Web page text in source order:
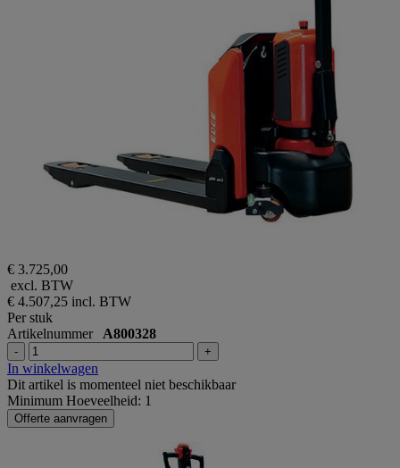
€ 3.725,00
excl. BTW
€ 4.507,25 incl. BTW
Per stuk
Artikelnummer A800328
- +
In winkelwagen
Dit artikel is momenteel niet beschikbaar
Minimum Hoeveelheid: 1
Offerte aanvragen